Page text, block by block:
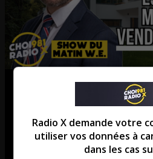
Est-ce le bon
ou acheter?
La chronique de Simon
Radio X demande votre
utiliser vos données à
dans les cas